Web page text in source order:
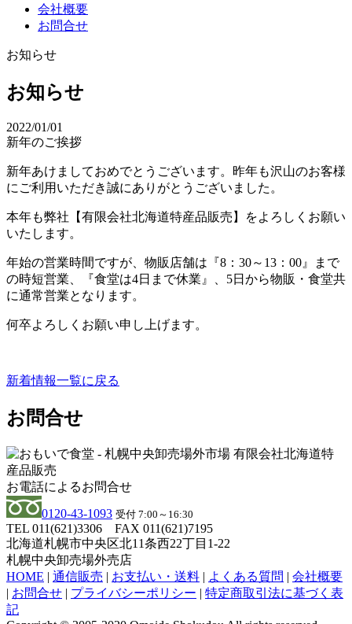
会社概要
お問合せ
お知らせ
お知らせ
2022/01/01
新年のご挨拶
新年あけましておめでとうございます。昨年も沢山のお客様
にご利用いただき誠にありがとうございました。
本年も弊社【有限会社北海道特産品販売】をよろしくお願い
いたします。
年始の営業時間ですが、物販店舗は『8：30～13：00』まで
の時短営業、『食堂は4日まで休業』、5日から物販・食堂共
に通常営業となります。
何卒よろしくお願い申し上げます。
新着情報一覧に戻る
お問合せ
お電話によるお問合せ
0120-43-1093 受付 7:00～16:30
TEL 011(621)3306 FAX 011(621)7195
北海道札幌市中央区北11条西22丁目1-22
札幌中央卸売場外売店
HOME | 通信販売 | お支払い・送料 | よくある質問 | 会社概要
| お問合せ | プライバシーポリシー | 特定商取引法に基づく表
記